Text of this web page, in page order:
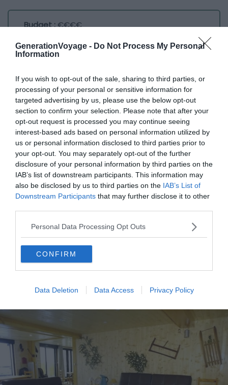
GenerationVoyage - Do Not Process My Personal
Information
If you wish to opt-out of the sale, sharing to third parties, or
processing of your personal or sensitive information for
targeted advertising by us, please use the below opt-out
section to confirm your selection. Please note that after your
opt-out request is processed you may continue seeing
interest-based ads based on personal information utilized by
us or personal information disclosed to third parties prior to
your opt-out. You may separately opt-out of the further
disclosure of your personal information by third parties on the
IAB’s list of downstream participants. This information may
also be disclosed by us to third parties on the IAB’s List of
Downstream Participants that may further disclose it to other
Personal Data Processing Opt Outs
CONFIRM
Data Deletion Data Access Privacy Policy
Budget :€€€€
l’emplacement au calme
chalet à Ax-les-Thermes, petite maison typique de la
montagne. Même si l’extérieur n’a rien d’original, la vue
sur les sommets est magnifique. On aime en profiter
depuis la terrasse, été comme hiver.
A l’intérieur, la décoration est plus que réussie et
l’ameublement est de qualité. Les voyageurs, qui
peuvent être au nombre de huit, se sentent vite comme
à la maison.
aux pied des pistes
Voir ce chalet